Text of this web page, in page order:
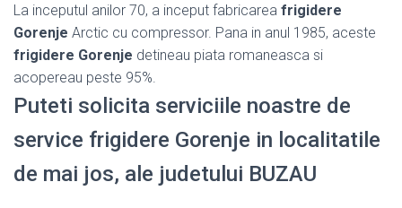
La inceputul anilor 70, a inceput fabricarea frigidere
Gorenje Arctic cu compressor. Pana in anul 1985, aceste
frigidere Gorenje detineau piata romaneasca si
acopereau peste 95%.
Puteti solicita serviciile noastre de
service frigidere Gorenje in localitatile
de mai jos, ale judetului BUZAU